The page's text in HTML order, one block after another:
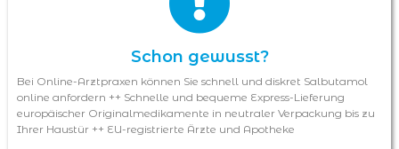
Schon gewusst?
Bei Online-Arztpraxen können Sie schnell und diskret Salbutamol
online anfordern ++ Schnelle und bequeme Express-Lieferung
europäischer Originalmedikamente in neutraler Verpackung bis zu
Ihrer Haustür ++ EU-registrierte Ärzte und Apotheke